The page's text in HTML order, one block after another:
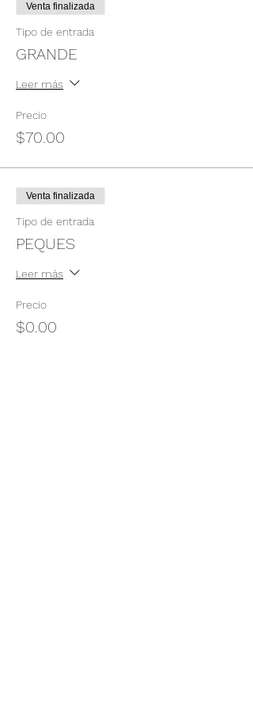
Venta finalizada
Tipo de entrada
GRANDE
Leer más
Precio
$70.00
Venta finalizada
Tipo de entrada
PEQUES
Leer más
Precio
$0.00